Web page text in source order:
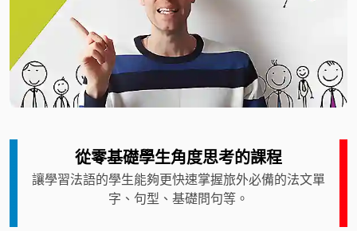
從零基礎學生角度思考的課程
讓學習法語的學生能夠更快速掌握旅外必備的法文單
字、句型、基礎問句等。